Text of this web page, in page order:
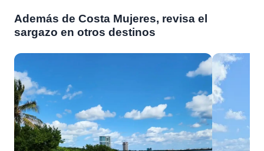
Además de Costa Mujeres, revisa el
sargazo en otros destinos